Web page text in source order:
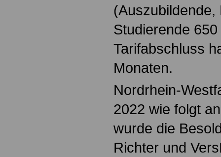
Studierende
Tarifabschluss
Monaten.
Nordrhein-
2022 wie folgt
wurde die
Richter und